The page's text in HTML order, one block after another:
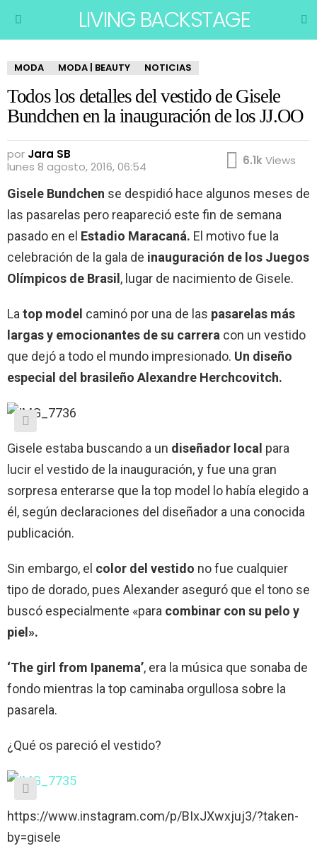
LIVING BACKSTAGE
MODA MODA | BEAUTY NOTICIAS
Todos los detalles del vestido de Gisele
Bundchen en la inauguración de los JJ.OO
por Jara SB
lunes 8 agosto, 2016, 06:54
6.1kViews
Gisele Bundchen se despidió hace algunos meses de
las pasarelas pero reapareció este fin de semana
pasado en el Estadio Maracaná. El motivo fue la
celebración de la gala de inauguración de los Juegos
Olímpicos de Brasil , lugar de nacimiento de Gisele.
La top model caminó por una de las pasarelas más
largas y emocionantes de su carrera con un vestido
que dejó a todo el mundo impresionado. Un diseño
especial del brasileño Alexandre Herchcovitch.
Gisele estaba buscando a un diseñador local para
lucir el vestido de la inauguración, y fue una gran
sorpresa enterarse que la top model lo había elegido a
él, según declaraciones del diseñador a una conocida
publicación.
Sin embargo, el color del vestido no fue cualquier
tipo de dorado, pues Alexander aseguró que el tono se
buscó especialmente «para combinar con su pelo y
piel».
‘The girl from Ipanema’, era la música que sonaba de
fondo mientras la top caminaba orgullosa sobre la
pasarela.
¿Qué os pareció el vestido?
https://www.instagram.com/p/BIxJXwxjuj3/?taken-
by=gisele